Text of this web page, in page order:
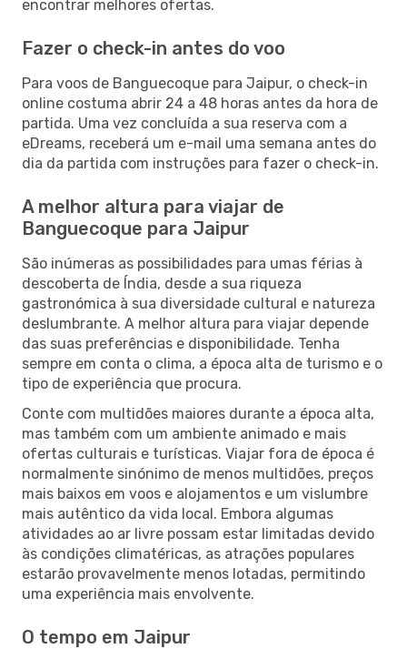
encontrar melhores ofertas.
Fazer o check-in antes do voo
Para voos de Banguecoque para Jaipur, o check-in
online costuma abrir 24 a 48 horas antes da hora de
partida. Uma vez concluída a sua reserva com a
eDreams, receberá um e-mail uma semana antes do
dia da partida com instruções para fazer o check-in.
A melhor altura para viajar de
Banguecoque para Jaipur
São inúmeras as possibilidades para umas férias à
descoberta de Índia, desde a sua riqueza
gastronómica à sua diversidade cultural e natureza
deslumbrante. A melhor altura para viajar depende
das suas preferências e disponibilidade. Tenha
sempre em conta o clima, a época alta de turismo e o
tipo de experiência que procura.
Conte com multidões maiores durante a época alta,
mas também com um ambiente animado e mais
ofertas culturais e turísticas. Viajar fora de época é
normalmente sinónimo de menos multidões, preços
mais baixos em voos e alojamentos e um vislumbre
mais autêntico da vida local. Embora algumas
atividades ao ar livre possam estar limitadas devido
às condições climatéricas, as atrações populares
estarão provavelmente menos lotadas, permitindo
uma experiência mais envolvente.
O tempo em Jaipur